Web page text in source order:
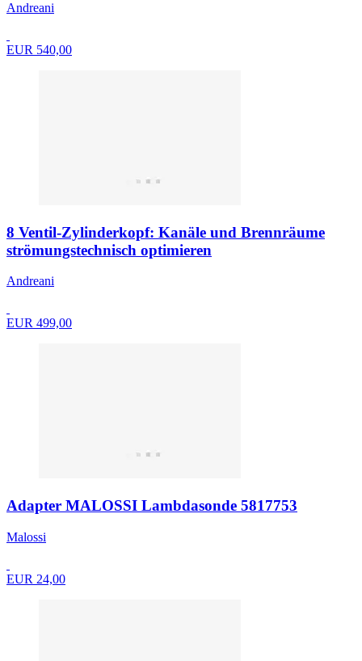
Andreani
EUR 540,00
8 Ventil-Zylinderkopf: Kanäle und Brennräume
strömungstechnisch optimieren
Andreani
EUR 499,00
Adapter MALOSSI Lambdasonde 5817753
Malossi
EUR 24,00